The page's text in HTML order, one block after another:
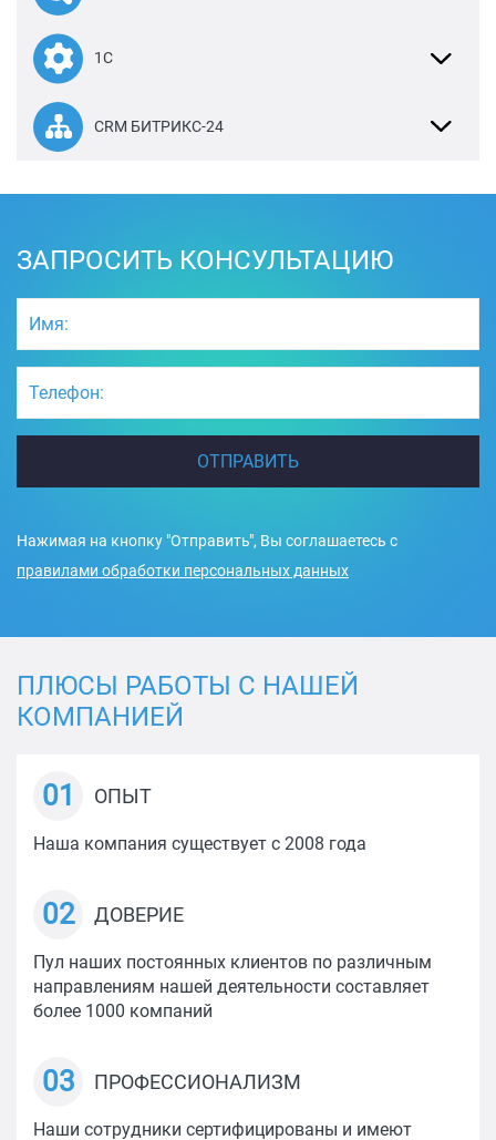
1С
CRM БИТРИКС-24
ЗАПРОСИТЬ КОНСУЛЬТАЦИЮ
Нажимая на кнопку "Отправить", Вы соглашаетесь c
правилами обработки персональных данных
ПЛЮСЫ РАБОТЫ С НАШЕЙ
КОМПАНИЕЙ
01 ОПЫТ
Наша компания существует с 2008 года
02 ДОВЕРИЕ
Пул наших постоянных клиентов по различным
направлениям нашей деятельности составляет
более 1000 компаний
03 ПРОФЕССИОНАЛИЗМ
Наши сотрудники сертифицированы и имеют